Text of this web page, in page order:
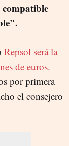
Repsol será la
de euros.
por primera
el consejero